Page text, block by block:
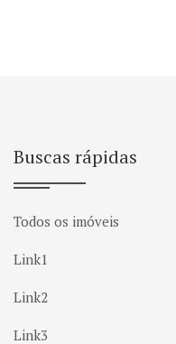
Buscas rápidas
Todos os imóveis
Link1
Link2
Link3